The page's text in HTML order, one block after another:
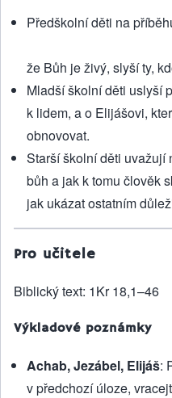
Předškolní děti na
že Bůh je živý, slyší ty,
Mladší školní děti uslyší
k lidem, a o Elijášovi,
obnovovat.
Starší školní děti uvažují
bůh a jak k tomu člověk
jak ukázat ostatním
Pro učitele
Biblický text: 1Kr 18,1–46
Výkladové poznámky
Achab, Jezábel, Elijáš:
v předchozí úloze,